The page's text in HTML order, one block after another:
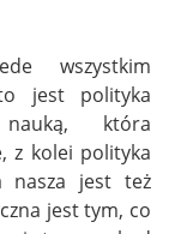
wszystkim
jest polityka
która
z kolei polityka
nasza jest też
jest tym, co